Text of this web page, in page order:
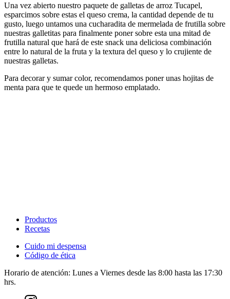
Una vez abierto nuestro paquete de galletas de arroz Tucapel,
esparcimos sobre estas el queso crema, la cantidad depende de tu
gusto, luego untamos una cucharadita de mermelada de frutilla sobre
nuestras galletitas para finalmente poner sobre esta una mitad de
frutilla natural que hará de este snack una deliciosa combinación
entre lo natural de la fruta y la textura del queso y lo crujiente de
nuestras galletas.​​​​‌ ‍ ​‍​‍‌‍ ‌ ​‍‌‍‍‌‌‍‌ ‌‍‍‌‌‍ ‍​‍​‍​ ‍‍​‍​‍‌ ​ ‌‍​‌‌‍ ‍‌‍‍‌‌ ‌​‌ ‍‌​‍ ‍‌‍‍‌‌‍ ​‍​‍​‍ ​​‍​‍‌‍‍​‌ ​‍‌‍‌‌‌‍‌‍​‍​‍​ ‍‍​‍​‍‌‍‍​‌ ‌​‌ ‌​‌ ​​‌ ​ ​ ‍‍​‍ ​‍ ‌ ‌​‌ ‌‌‌‍​ ‌‍​‌‌ ​​‌‍‌‌‌‍ ​​‍ ‍‌ ​ ‌‍​‌‌‍ ‍‌‍‍‌‌ ‌​‌ ‍‌​‍ ‍‌ ​ ‌ ‌​‌ ‌‌‌‍‌​‌‍‍‌‌‍ ​‍ ‌‍‍‌‌‍ ‍‌ ‌​‌‍‌‌‌‍ ‍‌ ‌​​‍ ‌‍‌‌‌‍‌​‌‍‍‌‌ ‌​​‍ ‌‍ ‌‌‍ ‌‍‌​‌‍‌‌​ ‌‌ ​​‌ ​‍‌‍‌‌‌ ​ ‌‍‌‌‌‍ ‍‌ ‌​‌‍​‌‌ ‌​‌‍‍‌‌‍ ‌‍ ‍​ ‍ ‌‍‍‌‌‍‌​​ ‌‌ ​‍‌‍‌‌‌‍​ ‌‍‍‌‌ ​​‌‍‌‌​‍ ‌​ ‌ ​ ‍​​ ‍​​ ‌​​ ‍ ‌ ‌​‌ ‍‌‌ ​​‌‍‌‌​ ‌‌ ​‍‌‍‌‌‌‍​ ‌‍‍‌‌ ​​‌‍‌‌​ ‍ ‌ ​​‌‍​‌‌ ‌​‌‍‍​​ ‌‌‍‍‌‌‍ ‍‌ ​ ‌ ‌​‌ ​‍‌ ‌‌‌‍​ ‌ ‌​‌‍‍‌‌‍ ‌‍ ‍‌ ​ ​‍‌‌​ ‌‌‌​​‍‌‌ ‌‍‍ ‌‍‌‌‌ ‍‌​‍‌‌​ ​ ‌​‌​​‍‌‌​ ​ ‌​‌​​‍‌‌​ ​‍​ ​‍‌‍‌​‌‍‌‍‌‍​‍‌‍​‌‌‍‌‍‌‍‌‍‌‍‌‍​ ​‍​ ​‌​ ‍‌‌‍‌​​ ‌​​‍‌‌​ ​‍​ ​‍​‍‌‌​ ‌‌‌​‌​​‍ ‍‌‍​ ‌‍‍​‌‍‍‌‌‍ ​‌‍‌​‌ ​‍‌‍‌‌‌‍ ‍​‍‌‌​ ‌‌‌​​‍‌‌ ‌‍‍ ‌‍‌‌‌ ‍‌​‍‌‌​ ​ ‌​‌​​‍‌‌​ ​ ‌​‌​​‍‌‌​ ​‍​ ​‍‌‍​ ​ ​ ​ ‌ ‌‍‌‍​ ‌ ‌‍‌‍​ ​‌​ ‌​​ ​​‌‍‌‌​ ‌ ​ ​‍​‍‌‌​ ​‍​ ​‍​‍‌‌​ ‌‌‌​‌​​‍ ‍‌ ‌​‌‍‌‌‌ ‍​‌ ‌​​ ‌‍​‍‌‍​‌‌ ​ ‌‍‌‌‌‌‌‌‌ ​‍‌‍ ​​ ‌‌‍‍​‌ ‌​‌ ‌​‌ ​​‌ ​ ​‍‌‌​ ​ ‌​​‌​‍‌‌​ ​‍‌​‌‍​‍‌‌​ ​‍‌​‌‍‌ ‌​‌ ‌‌‌‍​ ‌‍​‌‌ ​​‌‍‌‌‌‍ ​​‍ ‍‌ ​ ‌‍​‌‌‍ ‍‌‍‍‌‌ ‌​‌ ‍‌​‍ ‍‌ ​ ‌ ‌​‌ ‌‌‌‍‌​‌‍‍‌‌‍ ​‍‌‍‌‍‍‌‌‍‌​​ ‌‌ ​‍‌‍‌‌‌‍​ ‌‍‍‌‌ ​​‌‍‌‌​‍ ‌​ ‌ ​ ‍​​ ‍​​ ‌​​‍‌‍‌ ‌​‌ ‍‌‌ ​​‌‍‌‌​ ‌‌ ​‍‌‍‌‌‌‍​ ‌‍‍‌‌ ​​‌‍‌‌​‍‌‍‌ ​​‌‍​‌‌ ‌​‌‍‍​​ ‌‌‍‍‌‌‍ ‍‌ ​ ‌ ‌​‌ ​‍‌ ‌‌‌‍​ ‌ ‌​‌‍‍‌‌‍ ‌‍ ‍‌ ​ ​‍‌‌​ ‌‌‌​​‍‌‌ ‌‍‍ ‌‍‌‌‌ ‍‌​‍‌‌​ ​ ‌​‌​​‍‌‌​ ​ ‌​‌​​‍‌‌​ ​‍​ ​‍‌‍‌​‌‍‌‍‌‍​‍‌‍​‌‌‍‌‍‌‍‌‍‌‍‌‍​ ​‍​ ​‌​ ‍‌‌‍‌​​ ‌​​‍‌‌​ ​‍​ ​‍​‍‌‌​ ‌‌‌​‌​​‍ ‍‌‍​ ‌‍‍​‌‍‍‌‌‍ ​‌‍‌​‌ ​‍‌‍‌‌‌‍ ‍​‍‌‌​ ‌‌‌​​‍‌‌ ‌‍‍ ‌‍‌‌‌ ‍‌​‍‌‌​ ​ ‌​‌​​‍‌‌​ ​ ‌​‌​​‍‌‌​ ​‍​ ​‍‌‍​ ​ ​ ​ ‌ ‌‍‌‍​ ‌ ‌‍‌‍​ ​‌​ ‌​​ ​​‌‍‌‌​ ‌ ​ ​‍​‍‌‌​ ​‍​ ​‍​‍‌‌​ ‌‌‌​‌​​‍ ‍‌ ‌​‌‍‌‌‌ ‍​‌ ‌​​‍‌‍‌ ​​‌‍‌‌‌ ​‍‌ ​ ‌ ​​‌‍‌‌‌‍​ ‌ ‌​‌‍‍‌‌ ‌‍‌‍‌‌​ ‌‌ ​​‌ ‌‌‌‍​‍‌‍ ​‌‍‍‌‌ ​ ‌‍‍​‌‍‌‌‌‍‌​​‍​‍‌ ‌
Para decorar y sumar color, recomendamos poner unas hojitas de
menta para que te quede un hermoso emplatado.​​​​‌ ‍ ​‍​‍‌‍ ‌ ​‍‌‍‍‌‌‍‌ ‌‍‍‌‌‍ ‍​‍​‍​ ‍‍​‍​‍‌ ​ ‌‍​‌‌‍ ‍‌‍‍‌‌ ‌​‌ ‍‌​‍ ‍‌‍‍‌‌‍ ​‍​‍​‍ ​​‍​‍‌‍‍​‌ ​‍‌‍‌‌‌‍‌‍​‍​‍​ ‍‍​‍​‍‌‍‍​‌ ‌​‌ ‌​‌ ​​‌ ​ ​ ‍‍​‍ ​‍ ‌ ‌​‌ ‌‌‌‍​ ‌‍​‌‌ ​​‌‍‌‌‌‍ ​​‍ ‍‌ ​ ‌‍​‌‌‍ ‍‌‍‍‌‌ ‌​‌ ‍‌​‍ ‍‌ ​ ‌ ‌​‌ ‌‌‌‍‌​‌‍‍‌‌‍ ​‍ ‌‍‍‌‌‍ ‍‌ ‌​‌‍‌‌‌‍ ‍‌ ‌​​‍ ‌‍‌‌‌‍‌​‌‍‍‌‌ ‌​​‍ ‌‍ ‌‌‍ ‌‍‌​‌‍‌‌​ ‌‌ ​​‌ ​‍‌‍‌‌‌ ​ ‌‍‌‌‌‍ ‍‌ ‌​‌‍​‌‌ ‌​‌‍‍‌‌‍ ‌‍ ‍​ ‍ ‌‍‍‌‌‍‌​​ ‌‌ ​‍‌‍‌‌‌‍​ ‌‍‍‌‌ ​​‌‍‌‌​‍ ‌​ ‌ ​ ‍​​ ‍​​ ‌​​ ‍ ‌ ‌​‌ ‍‌‌ ​​‌‍‌‌​ ‌‌ ​‍‌‍‌‌‌‍​ ‌‍‍‌‌ ​​‌‍‌‌​ ‍ ‌ ​​‌‍​‌‌ ‌​‌‍‍​​ ‌‌‍‍‌‌‍ ‍‌ ​ ‌ ‌​‌ ​‍‌ ‌‌‌‍​ ‌ ‌​‌‍‍‌‌‍ ‌‍ ‍‌ ​ ​‍‌‌​ ‌‌‌​​‍‌‌ ‌‍‍ ‌‍‌‌‌ ‍‌​‍‌‌​ ​ ‌​‌​​‍‌‌​ ​ ‌​‌​​‍‌‌​ ​‍​ ​‍​ ‍​​ ‌‌‌‍​‍​ ​​​ ‌​​ ​ ‌‍‌‍‌‍​‍​ ‍‌‌‍​‍‌‍​‌​ ‌‍​‍‌‌​ ​‍​ ​‍​‍‌‌​ ‌‌‌​‌​​‍ ‍‌‍​ ‌‍‍​‌‍‍‌‌‍ ​‌‍‌​‌ ​‍‌‍‌‌‌‍ ‍​‍‌‌​ ‌‌‌​​‍‌‌ ‌‍‍ ‌‍‌‌‌ ‍‌​‍‌‌​ ​ ‌​‌​​‍‌‌​ ​ ‌​‌​​‍‌‌​ ​‍​ ​‍​ ​‌​ ‍‌​ ‌​​ ‌​​ ‍​​ ​‌‌‍​‍​ ​‌‌‍​‌​ ​ ​ ‌ ​ ‌‍​‍‌‌​ ​‍​ ​‍​‍‌‌​ ‌‌‌​‌​​‍ ‍‌ ‌​‌‍‌‌‌ ‍​‌ ‌​​ ‌‍​‍‌‍​‌‌ ​ ‌‍‌‌‌‌‌‌‌ ​‍‌‍ ​​ ‌‌‍‍​‌ ‌​‌ ‌​‌ ​​‌ ​ ​‍‌‌​ ​ ‌​​‌​‍‌‌​ ​‍‌​‌‍​‍‌‌​ ​‍‌​‌‍‌ ‌​‌ ‌‌‌‍​ ‌‍​‌‌ ​​‌‍‌‌‌‍ ​​‍ ‍‌ ​ ‌‍​‌‌‍ ‍‌‍‍‌‌ ‌​‌ ‍‌​‍ ‍‌ ​ ‌ ‌​‌ ‌‌‌‍‌​‌‍‍‌‌‍ ​‍‌‍‌‍‍‌‌‍‌​​ ‌‌ ​‍‌‍‌‌‌‍​ ‌‍‍‌‌ ​​‌‍‌‌​‍ ‌​ ‌ ​ ‍​​ ‍​​ ‌​​‍‌‍‌ ‌​‌ ‍‌‌ ​​‌‍‌‌​ ‌‌ ​‍‌‍‌‌‌‍​ ‌‍‍‌‌ ​​‌‍‌‌​‍‌‍‌ ​​‌‍​‌‌ ‌​‌‍‍​​ ‌‌‍‍‌‌‍ ‍‌ ​ ‌ ‌​‌ ​‍‌ ‌‌‌‍​ ‌ ‌​‌‍‍‌‌‍ ‌‍ ‍‌ ​ ​‍‌‌​ ‌‌‌​​‍‌‌ ‌‍‍ ‌‍‌‌‌ ‍‌​‍‌‌​ ​ ‌​‌​​‍‌‌​ ​ ‌​‌​​‍‌‌​ ​‍​ ​‍​ ‍​​ ‌‌‌‍​‍​ ​​​ ‌​​ ​ ‌‍‌‍‌‍​‍​ ‍‌‌‍​‍‌‍​‌​ ‌‍​‍‌‌​ ​‍​ ​‍​‍‌‌​ ‌‌‌​‌​​‍ ‍‌‍​ ‌‍‍​‌‍‍‌‌‍ ​‌‍‌​‌ ​‍‌‍‌‌‌‍ ‍​‍‌‌​ ‌‌‌​​‍‌‌ ‌‍‍ ‌‍‌‌‌ ‍‌​‍‌‌​ ​ ‌​‌​​‍‌‌​ ​ ‌​‌​​‍‌‌​ ​‍​ ​‍​ ​‌​ ‍‌​ ‌​​ ‌​​ ‍​​ ​‌‌‍​‍​ ​‌‌‍​‌​ ​ ​ ‌ ​ ‌‍​‍‌‌​ ​‍​ ​‍​‍‌‌​ ‌‌‌​‌​​‍ ‍‌ ‌​‌‍‌‌‌ ‍​‌ ‌​​‍‌‍‌ ​​‌‍‌‌‌ ​‍‌ ​ ‌ ​​‌‍‌‌‌‍​ ‌ ‌​‌‍‍‌‌ ‌‍‌‍‌‌​ ‌‌ ​​‌ ‌‌‌‍​‍‌‍ ​‌‍‍‌‌ ​ ‌‍‍​‌‍‌‌‌‍‌​​‍​‍‌ ‌
Productos
Recetas
Cuido mi despensa
Código de ética
Horario de atención: Lunes a Viernes desde las 8:00 hasta las 17:30
hrs.